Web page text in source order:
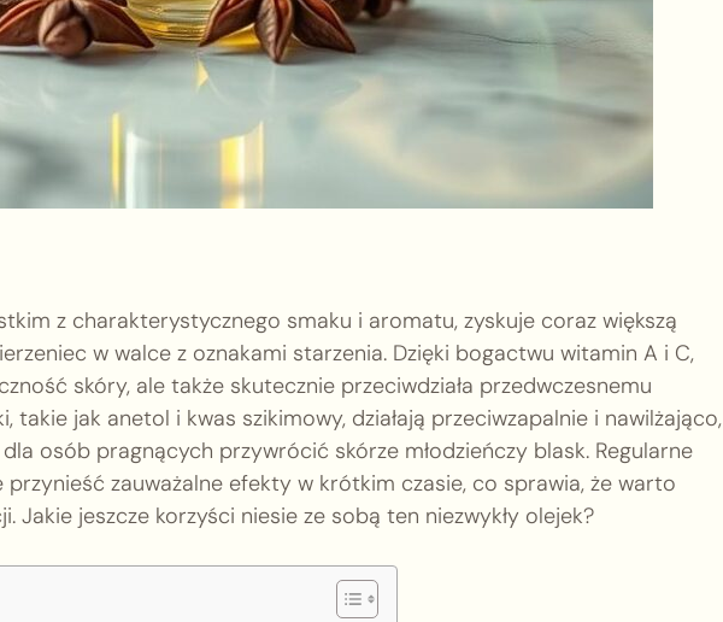
z charakterystycznego smaku i aromatu, zyskuje coraz większą
w walce z oznakami starzenia. Dzięki bogactwu witamin A i C,
skóry, ale także skutecznie przeciwdziała przedwczesnemu
takie jak anetol i kwas szikimowy, działają przeciwzapalnie i nawilżająco,
osób pragnących przywrócić skórze młodzieńczy blask. Regularne
zauważalne efekty w krótkim czasie, co sprawia, że warto
Jakie jeszcze korzyści niesie ze sobą ten niezwykły olejek?